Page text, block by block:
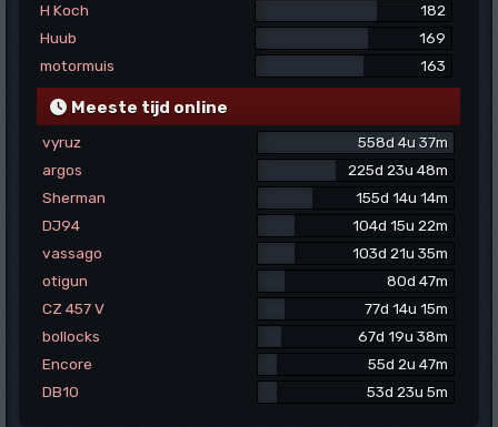
H Koch
182
Huub
169
motormuis
163
Meeste tijd online
vyruz
558d 4u 37m
argos
225d 23u 48m
Sherman
155d 14u 14m
DJ94
104d 15u 22m
vassago
103d 21u 35m
otigun
80d 47m
CZ 457 V
77d 14u 15m
bollocks
67d 19u 38m
Encore
55d 2u 47m
DB10
53d 23u 5m